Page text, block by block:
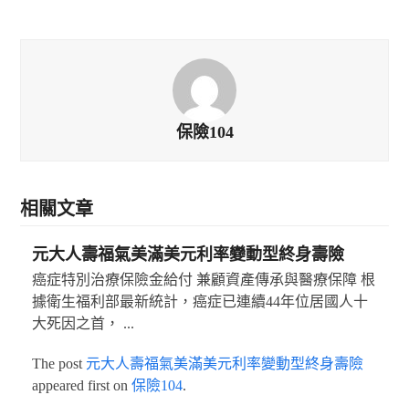
保險104
相關文章
元大人壽福氣美滿美元利率變動型終身壽險
癌症特別治療保險金給付 兼顧資產傳承與醫療保障 根
據衛生福利部最新統計，癌症已連續44年位居國人十
大死因之首， ...
The post 元大人壽福氣美滿美元利率變動型終身壽險
appeared first on 保險104.